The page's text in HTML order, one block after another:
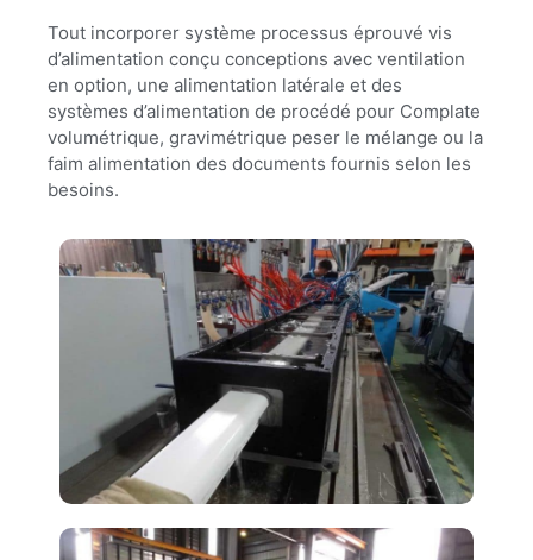
Tout incorporer système processus éprouvé vis
d’alimentation conçu conceptions avec ventilation
en option, une alimentation latérale et des
systèmes d’alimentation de procédé pour Complate
volumétrique, gravimétrique peser le mélange ou la
faim alimentation des documents fournis selon les
besoins.